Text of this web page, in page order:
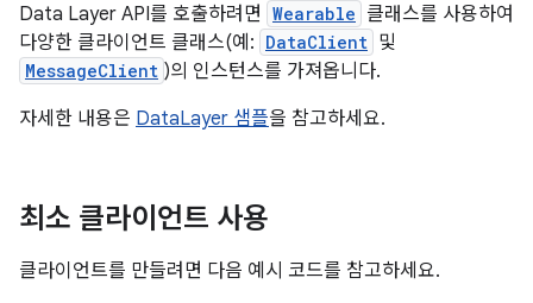
Data Layer API를 호출하려면 Wearable 클래스를 사용하여
다양한 클라이언트 클래스(예: DataClient 및
MessageClient )의 인스턴스를 가져옵니다.
자세한 내용은 DataLayer 샘플을 참고하세요.
최소 클라이언트 사용
클라이언트를 만들려면 다음 예시 코드를 참고하세요.